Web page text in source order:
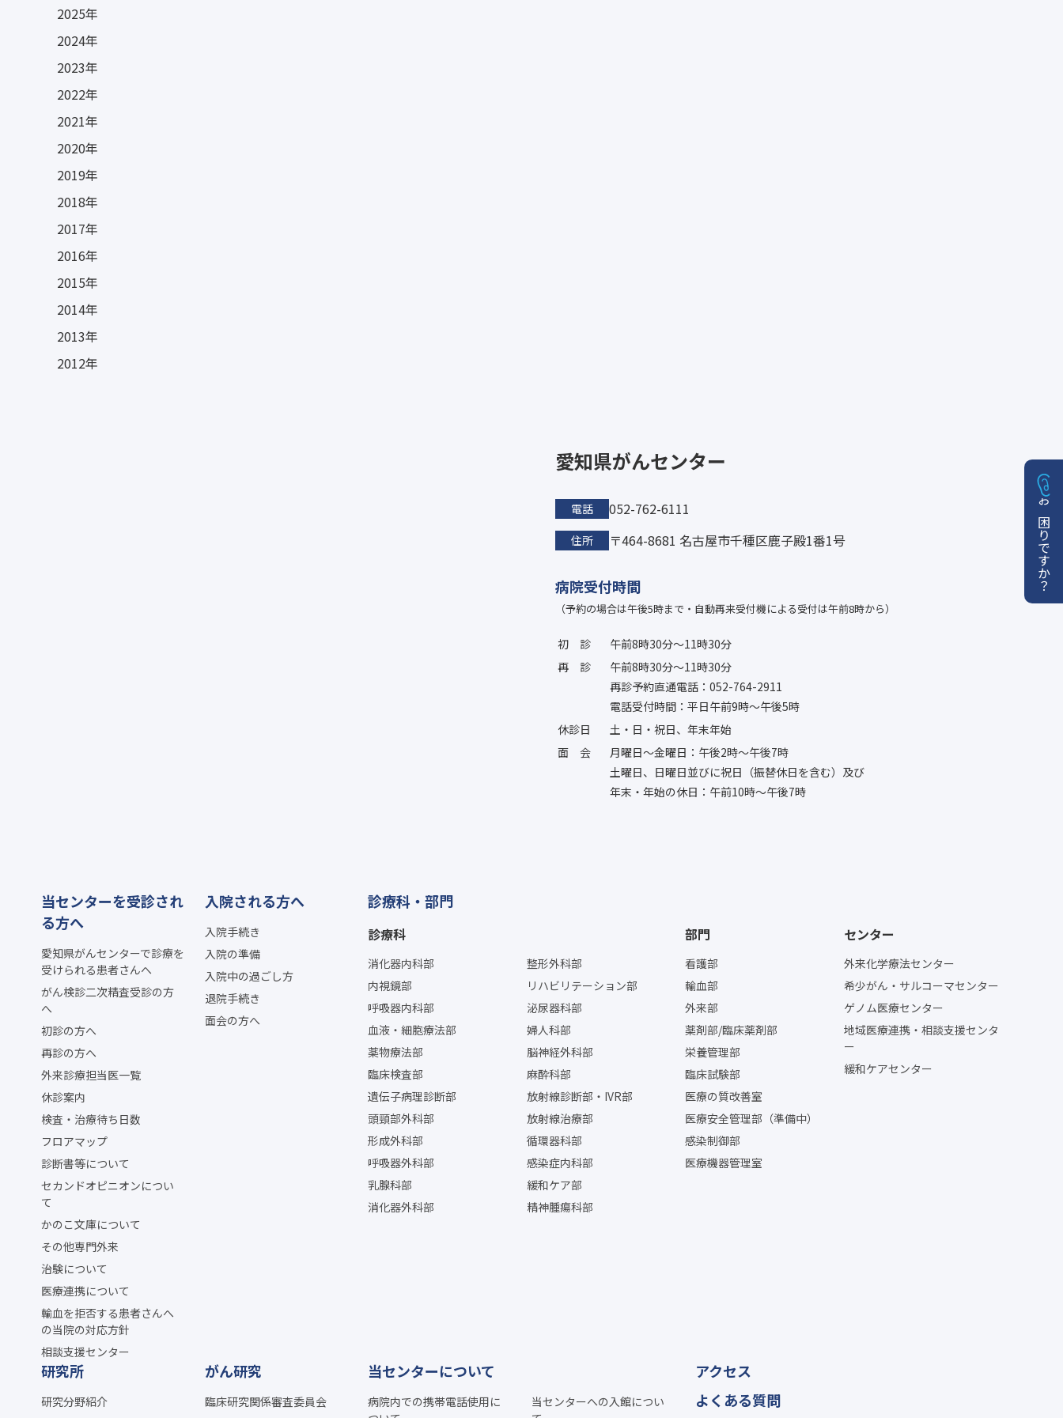
2025年
2024年
2023年
2022年
2021年
2020年
2019年
2018年
2017年
2016年
2015年
2014年
2013年
2012年
愛知県がんセンター
電話 052-762-6111
住所 〒464-8681 名古屋市千種区鹿子殿1番1号
病院受付時間
（予約の場合は午後5時まで・自動再来受付機による受付は午前8時から）
初診
午前8時30分〜11時30分
再診
午前8時30分〜11時30分
再診予約直通電話：052-764-2911
電話受付時間：平日午前9時〜午後5時
休診日
土・日・祝日、年末年始
面会
月曜日〜金曜日：午後2時〜午後7時
土曜日、日曜日並びに祝日（振替休日を含む）及び
年末・年始の休日：午前10時〜午後7時
当センターを受診され
る方へ
愛知県がんセンターで診療を
受けられる患者さんへ
がん検診二次精査受診の方
へ
初診の方へ
再診の方へ
外来診療担当医一覧
休診案内
検査・治療待ち日数
フロアマップ
診断書等について
セカンドオピニオンについ
て
かのこ文庫について
その他専門外来
治験について
医療連携について
輸血を拒否する患者さんへ
の当院の対応方針
相談支援センター
入院される方へ
入院手続き
入院の準備
入院中の過ごし方
退院手続き
面会の方へ
診療科・部門
診療科
消化器内科部
内視鏡部
呼吸器内科部
血液・細胞療法部
薬物療法部
臨床検査部
遺伝子病理診断部
頭頸部外科部
形成外科部
呼吸器外科部
乳腺科部
消化器外科部
整形外科部
リハビリテーション部
泌尿器科部
婦人科部
脳神経外科部
麻酔科部
放射線診断部・IVR部
放射線治療部
循環器科部
感染症内科部
緩和ケア部
精神腫瘍科部
部門
看護部
輸血部
外来部
薬剤部/臨床薬剤部
栄養管理部
臨床試験部
医療の質改善室
医療安全管理部（準備中）
感染制御部
医療機器管理室
センター
外来化学療法センター
希少がん・サルコーマセンター
ゲノム医療センター
地域医療連携・相談支援センタ
ー
緩和ケアセンター
研究所
研究分野紹介
がん研究
臨床研究関係審査委員会
当センターについて
病院内での携帯電話使用に
当センターへの入館につい
アクセス
よくある質問
お困りですか？